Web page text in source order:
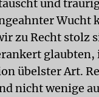
und
Wucht
zu Recht stolz
übelster Art.
nicht wenige